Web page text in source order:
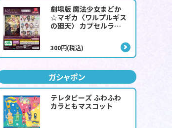
劇場版 魔法少女まどか
☆マギカ〈ワルプルギス
の廻天〉 カプセルラバ
300円(税込)
ガシャポン
テレタビーズ ふわふわ
カラともマスコット